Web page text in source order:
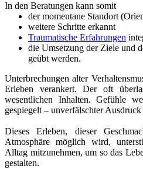
In den Beratungen kann somit
der momentane Standort
weitere Schritte erkannt
Traumatische Erfahrungen
die Umsetzung der Ziele und
geübt werden.
Unterbrechungen alter
Erleben verankert. Der oft
wesentlichen Inhalten. Gefühle
gespiegelt – unverfälschter
Dieses Erleben, dieser
Atmosphäre möglich wird,
Alltag mitzunehmen, um so das
gestalten.